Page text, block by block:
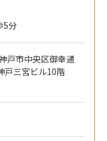
5分
戸市中央区御幸通
戸三宮ビル10階